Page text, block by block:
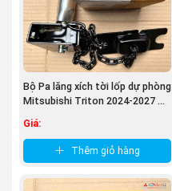
Bộ Pa lăng xích tời lốp dự phòng
Mitsubishi Triton 2024-2027 ...
Giá:
Thêm giỏ hàng